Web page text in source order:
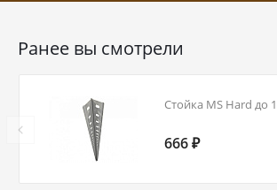
Ранее вы смотрели
Стойка MS Hard до
666 ₽